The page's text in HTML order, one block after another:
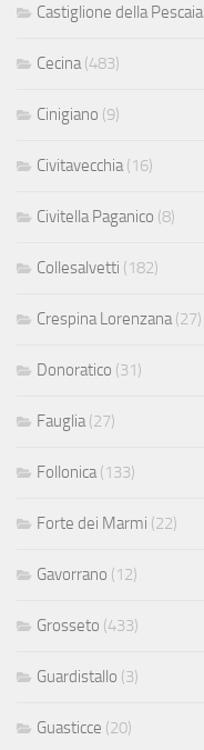
Castiglione della Pescaia
Cecina (483)
Cinigiano (9)
Civitavecchia (16)
Civitella Paganico (8)
Collesalvetti (182)
Crespina Lorenzana (27)
Donoratico (31)
Fauglia (27)
Follonica (133)
Forte dei Marmi (22)
Gavorrano (12)
Grosseto (433)
Guardistallo (3)
Guasticce (20)